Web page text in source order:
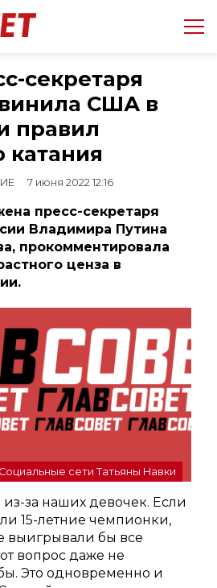
секретаря
США в
правил
катания
7 июня 2022 12:16
пресс-секретаря
Владимира Путина
прокомментировала
ценза в
сети Татьяны Навки
из-за наших девочек. Если
15-летние чемпионки,
выигрывали бы все
вопрос даже не
Это одновременно и